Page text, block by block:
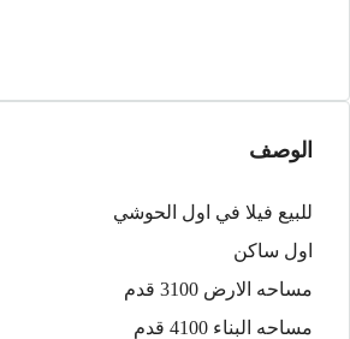
الوصف
للبيع فيلا في اول الحوشي
اول ساكن
مساحه الارض 3100 قدم
مساحه البناء 4100 قدم